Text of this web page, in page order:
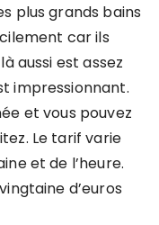
plus grands bains
car ils
aussi est assez
impressionnant.
et vous pouvez
Le tarif varie
et de l’heure.
d’euros